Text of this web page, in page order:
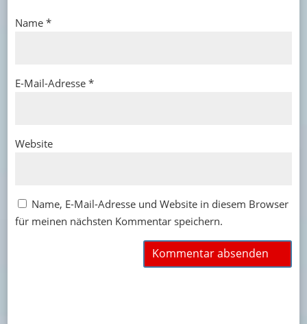
Name *
E-Mail-Adresse *
Website
Name, E-Mail-Adresse und Website in diesem Browser
für meinen nächsten Kommentar speichern.